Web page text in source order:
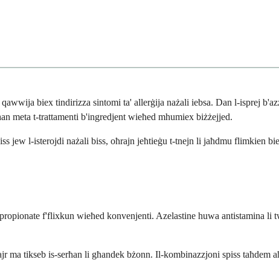
biex tindirizza sintomi ta' allerġija nażali iebsa. Dan l-isprej
meta t-trattamenti b'ingredjent wieħed mhumiex biżżejjed.
jew l-isterojdi nażali biss, oħrajn jeħtieġu t-tnejn li jaħdmu flimkien
f'flixkun wieħed konvenjenti. Azelastine huwa antistamina li
tikseb is-serħan li għandek bżonn. Il-kombinazzjoni spiss taħdem